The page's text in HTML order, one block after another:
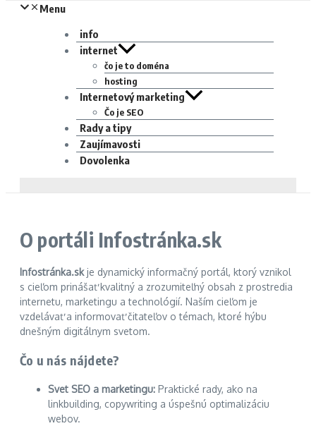
Menu
info
internet
čo je to doména
hosting
Internetový marketing
Čo je SEO
Rady a tipy
Zaujímavosti
Dovolenka
O portáli Infostránka.sk
Infostránka.skje dynamický informačný portál, ktorý vznikol
s cieľom prinášať kvalitný a zrozumiteľný obsah z prostredia
internetu, marketingu a technológií. Naším cieľom je
vzdelávať a informovať čitateľov o témach, ktoré hýbu
dnešným digitálnym svetom.
Čo u nás nájdete?
Svet SEO a marketingu: Praktické rady, ako na
linkbuilding, copywriting a úspešnú optimalizáciu
webov.